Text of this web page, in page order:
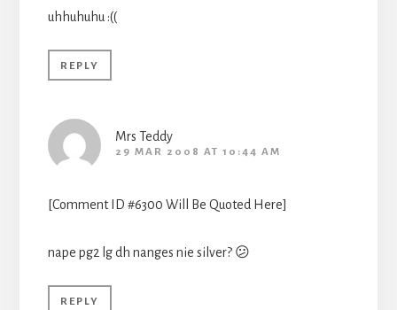
uhhuhuhu :((
REPLY
Mrs Teddy
29 MAR 2008 AT 10:44 AM
[Comment ID #6300 Will Be Quoted Here]
nape pg2 lg dh nanges nie silver? 😕
REPLY